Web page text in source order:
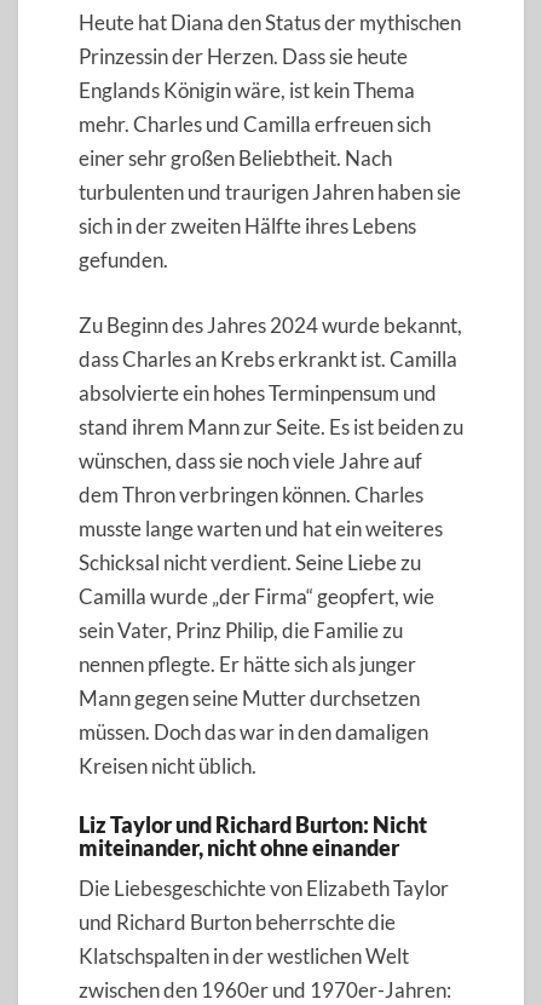
Heute hat Diana den Status der mythischen
Prinzessin der Herzen. Dass sie heute
Englands Königin wäre, ist kein Thema
mehr. Charles und Camilla erfreuen sich
einer sehr großen Beliebtheit. Nach
turbulenten und traurigen Jahren haben sie
sich in der zweiten Hälfte ihres Lebens
gefunden.
Zu Beginn des Jahres 2024 wurde bekannt,
dass Charles an Krebs erkrankt ist. Camilla
absolvierte ein hohes Terminpensum und
stand ihrem Mann zur Seite. Es ist beiden zu
wünschen, dass sie noch viele Jahre auf
dem Thron verbringen können. Charles
musste lange warten und hat ein weiteres
Schicksal nicht verdient. Seine Liebe zu
Camilla wurde „der Firma“ geopfert, wie
sein Vater, Prinz Philip, die Familie zu
nennen pflegte. Er hätte sich als junger
Mann gegen seine Mutter durchsetzen
müssen. Doch das war in den damaligen
Kreisen nicht üblich.
Liz Taylor und Richard Burton: Nicht
miteinander, nicht ohne einander
Die Liebesgeschichte von Elizabeth Taylor
und Richard Burton beherrschte die
Klatschspalten in der westlichen Welt
zwischen den 1960er und 1970er-Jahren: